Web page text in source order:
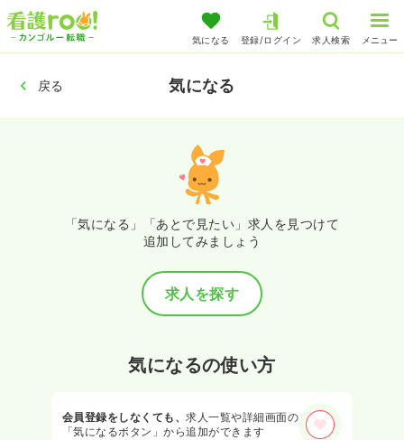
気になる 登録/ログイン 求人検索 メニュー
戻る 気になる
「気になる」「あとで見たい」求人を見つけて
追加してみましょう
求人を探す
気になるの使い方
会員登録をしなくても、求人一覧や詳細画面の
「気になるボタン」から追加ができます